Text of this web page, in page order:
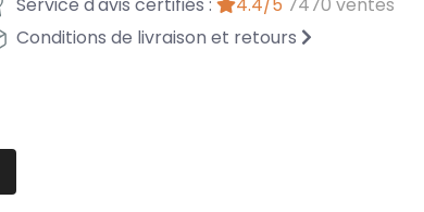
Service d'avis certifiés :
4.4/5 7470 ventes
Conditions de livraison et retours